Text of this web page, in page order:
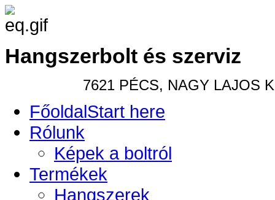
Hangszerbolt és szerviz
7621 PÉCS, NAGY LAJOS
FőoldalStart here
Rólunk
Képek a boltról
Termékek
Hangszerek